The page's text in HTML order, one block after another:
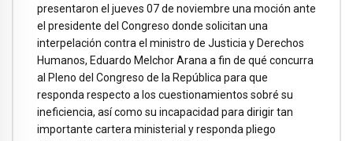
presentaron el jueves 07 de noviembre una moción ante
el presidente del Congreso donde solicitan una
interpelación contra el ministro de Justicia y Derechos
Humanos, Eduardo Melchor Arana a fin de qué concurra
al Pleno del Congreso de la República para que
responda respecto a los cuestionamientos sobré su
ineficiencia, así como su incapacidad para dirigir tan
importante cartera ministerial y responda pliego